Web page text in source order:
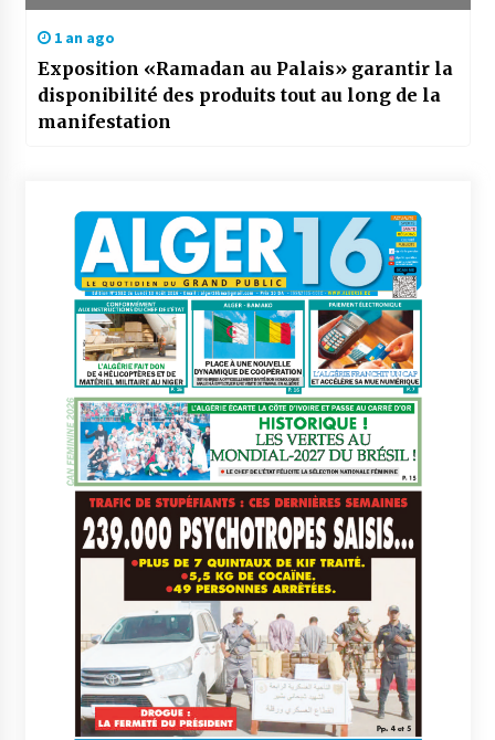
1 an ago
Exposition «Ramadan au Palais» garantir la
disponibilité des produits tout au long de la
manifestation